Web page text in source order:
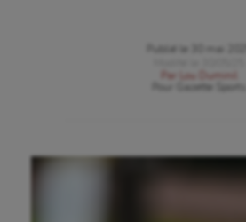
Publié le
30 mai 2025
Par
Lou Duminil
Gazette Sports